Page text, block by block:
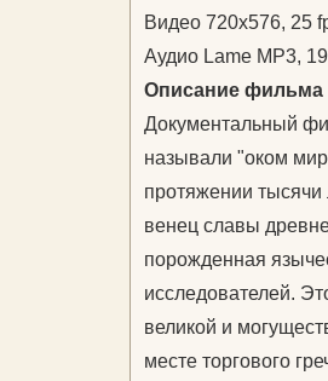
Видео 720x576, 25
Аудио Lame MP3,
Описание фильма
Документальный
называли "оком
протяжении
венец славы
порожденная
исследователей.
великой и
месте торгового